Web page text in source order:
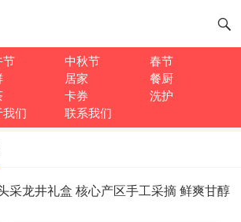
节 中秋节
春节
居家
餐厨
卡券
洗护
我们 联系我们
采龙井礼盒 核心产区手工采摘 鲜爽甘醇